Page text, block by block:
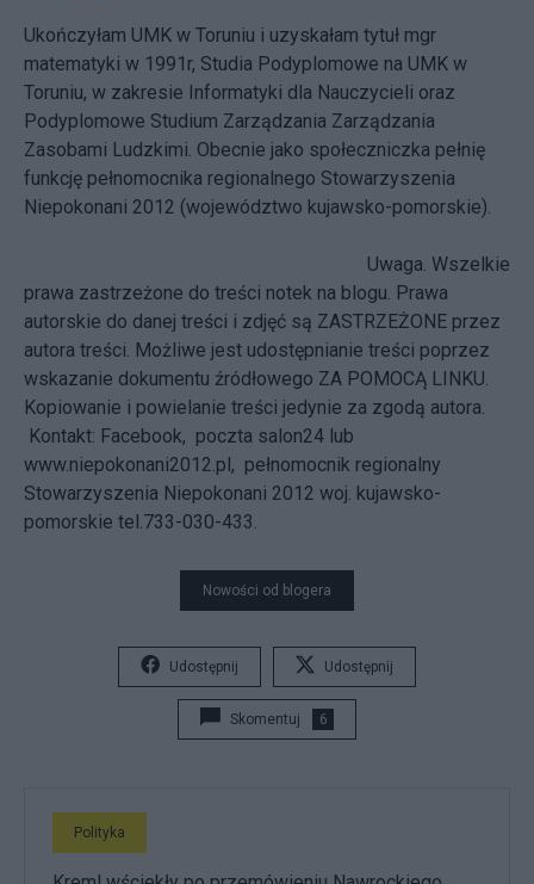
Ukończyłam UMK w Toruniu i uzyskałam tytuł mgr
matematyki w 1991r, Studia Podyplomowe na UMK w
Toruniu, w zakresie Informatyki dla Nauczycieli oraz
Podyplomowe Studium Zarządzania Zarządzania
Zasobami Ludzkimi. Obecnie jako społeczniczka pełnię
funkcję pełnomocnika regionalnego Stowarzyszenia
Niepokonani 2012 (województwo kujawsko-pomorskie).
Uwaga. Wszelkie
prawa zastrzeżone do treści notek na blogu. Prawa
autorskie do danej treści i zdjęć są ZASTRZEŻONE przez
autora treści. Możliwe jest udostępnianie treści poprzez
wskazanie dokumentu źródłowego ZA POMOCĄ LINKU.
Kopiowanie i powielanie treści jedynie za zgodą autora.
Kontakt: Facebook, poczta salon24 lub
www.niepokonani2012.pl, pełnomocnik regionalny
Stowarzyszenia Niepokonani 2012 woj. kujawsko-
pomorskie tel.733-030-433.
Nowości od blogera
Udostępnij Udostępnij
Skomentuj 6
Polityka